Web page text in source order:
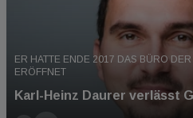
ER HATTE ENDE 2017 DAS BÜRO
ERÖFFNET
Karl-Heinz Daurer verlässt